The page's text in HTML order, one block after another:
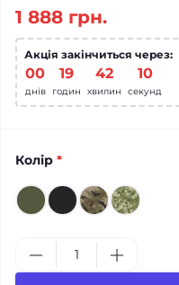
1 888 грн.
Акція закінчиться через:
00
днів
19
годин
42
хвилин
10
секунд
Колір *